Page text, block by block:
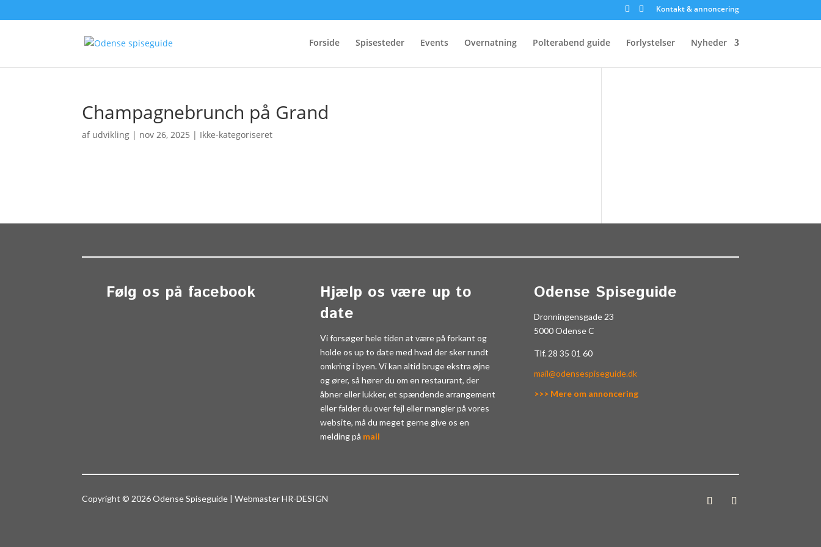
Kontakt & annoncering
Forside Spisesteder Events Overnatning Polterabend guide Forlystelser Nyheder
Champagnebrunch på Grand
af udvikling | nov 26, 2025 | Ikke-kategoriseret
Følg os på facebook
Hjælp os være up to
date
Vi forsøger hele tiden at være på forkant og
holde os up to date med hvad der sker rundt
omkring i byen. Vi kan altid bruge ekstra øjne
og ører, så hører du om en restaurant, der
åbner eller lukker, et spændende arrangement
eller falder du over fejl eller mangler på vores
website, må du meget gerne give os en
melding på mail
Odense Spiseguide
Dronningensgade 23
5000 Odense C
Tlf. 28 35 01 60
mail@odensespiseguide.dk
>>> Mere om annoncering
Copyright © 2026 Odense Spiseguide | Webmaster HR-DESIGN